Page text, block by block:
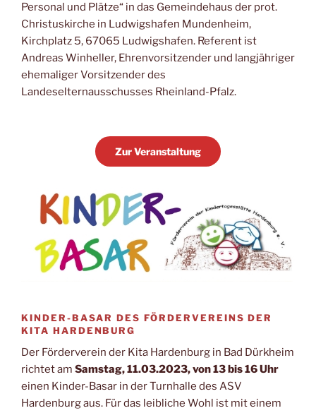
Personal und Plätze“ in das Gemeindehaus der prot.
Christuskirche in Ludwigshafen Mundenheim,
Kirchplatz 5, 67065 Ludwigshafen. Referent ist
Andreas Winheller, Ehrenvorsitzender und langjähriger
ehemaliger Vorsitzender des
Landeselternausschusses Rheinland-Pfalz.
Zur Veranstaltung
KINDER-BASAR DES FÖRDERVEREINS DER
KITA HARDENBURG
Der Förderverein der Kita Hardenburg in Bad Dürkheim
richtet am Samstag, 11.03.2023, von 13 bis 16 Uhr
einen Kinder-Basar in der Turnhalle des ASV
Hardenburg aus. Für das leibliche Wohl ist mit einem